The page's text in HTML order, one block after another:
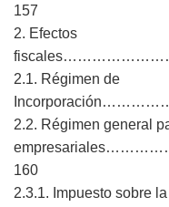
157
2. Efectos
2.1. Régimen de
2.2. Régimen general
160
2.3.1. Impuesto sobre la